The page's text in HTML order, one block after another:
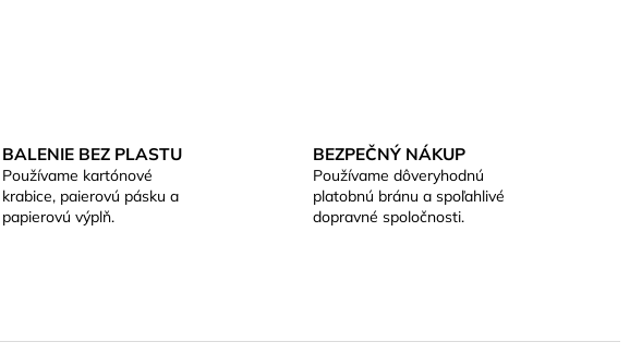
BALENIE BEZ PLASTU
Používame kartónové
krabice, paierovú pásku a
papierovú výplň.
BEZPEČNÝ NÁKUP
Používame dôveryhodnú
platobnú bránu a spoľahlivé
dopravné spoločnosti.